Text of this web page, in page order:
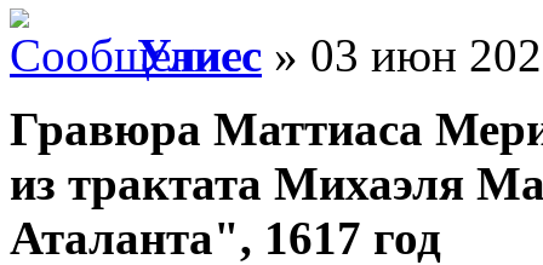
Улисс » 03 июн
Гравюра Маттиаса
из трактата Михаэля
Аталанта", 1617 год